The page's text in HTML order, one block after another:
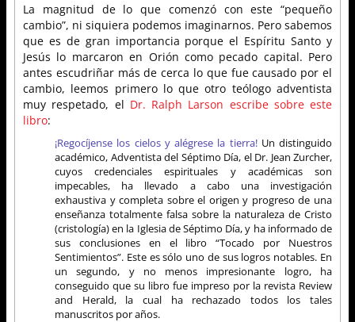
La magnitud de lo que comenzó con este “pequeño
cambio”, ni siquiera podemos imaginarnos. Pero sabemos
que es de gran importancia porque el Espíritu Santo y
Jesús lo marcaron en Orión como pecado capital. Pero
antes escudriñar más de cerca lo que fue causado por el
cambio, leemos primero lo que otro teólogo adventista
muy respetado, el Dr. Ralph Larson escribe sobre este
libro:
¡Regocíjense los cielos y alégrese la tierra!Un distinguido
académico, Adventista del Séptimo Día, el Dr. Jean Zurcher,
cuyos credenciales espirituales y académicas son
impecables, ha llevado a cabo una investigación
exhaustiva y completa sobre el origen y progreso de una
enseñanza totalmente falsa sobre la naturaleza de Cristo
(cristología) en la Iglesia de Séptimo Día, y ha informado de
sus conclusiones en el libro “Tocado por Nuestros
Sentimientos”. Este es sólo uno de sus logros notables. En
un segundo, y no menos impresionante logro, ha
conseguido que su libro fue impreso por la revista Review
and Herald, la cual ha rechazado todos los tales
manuscritos por años.